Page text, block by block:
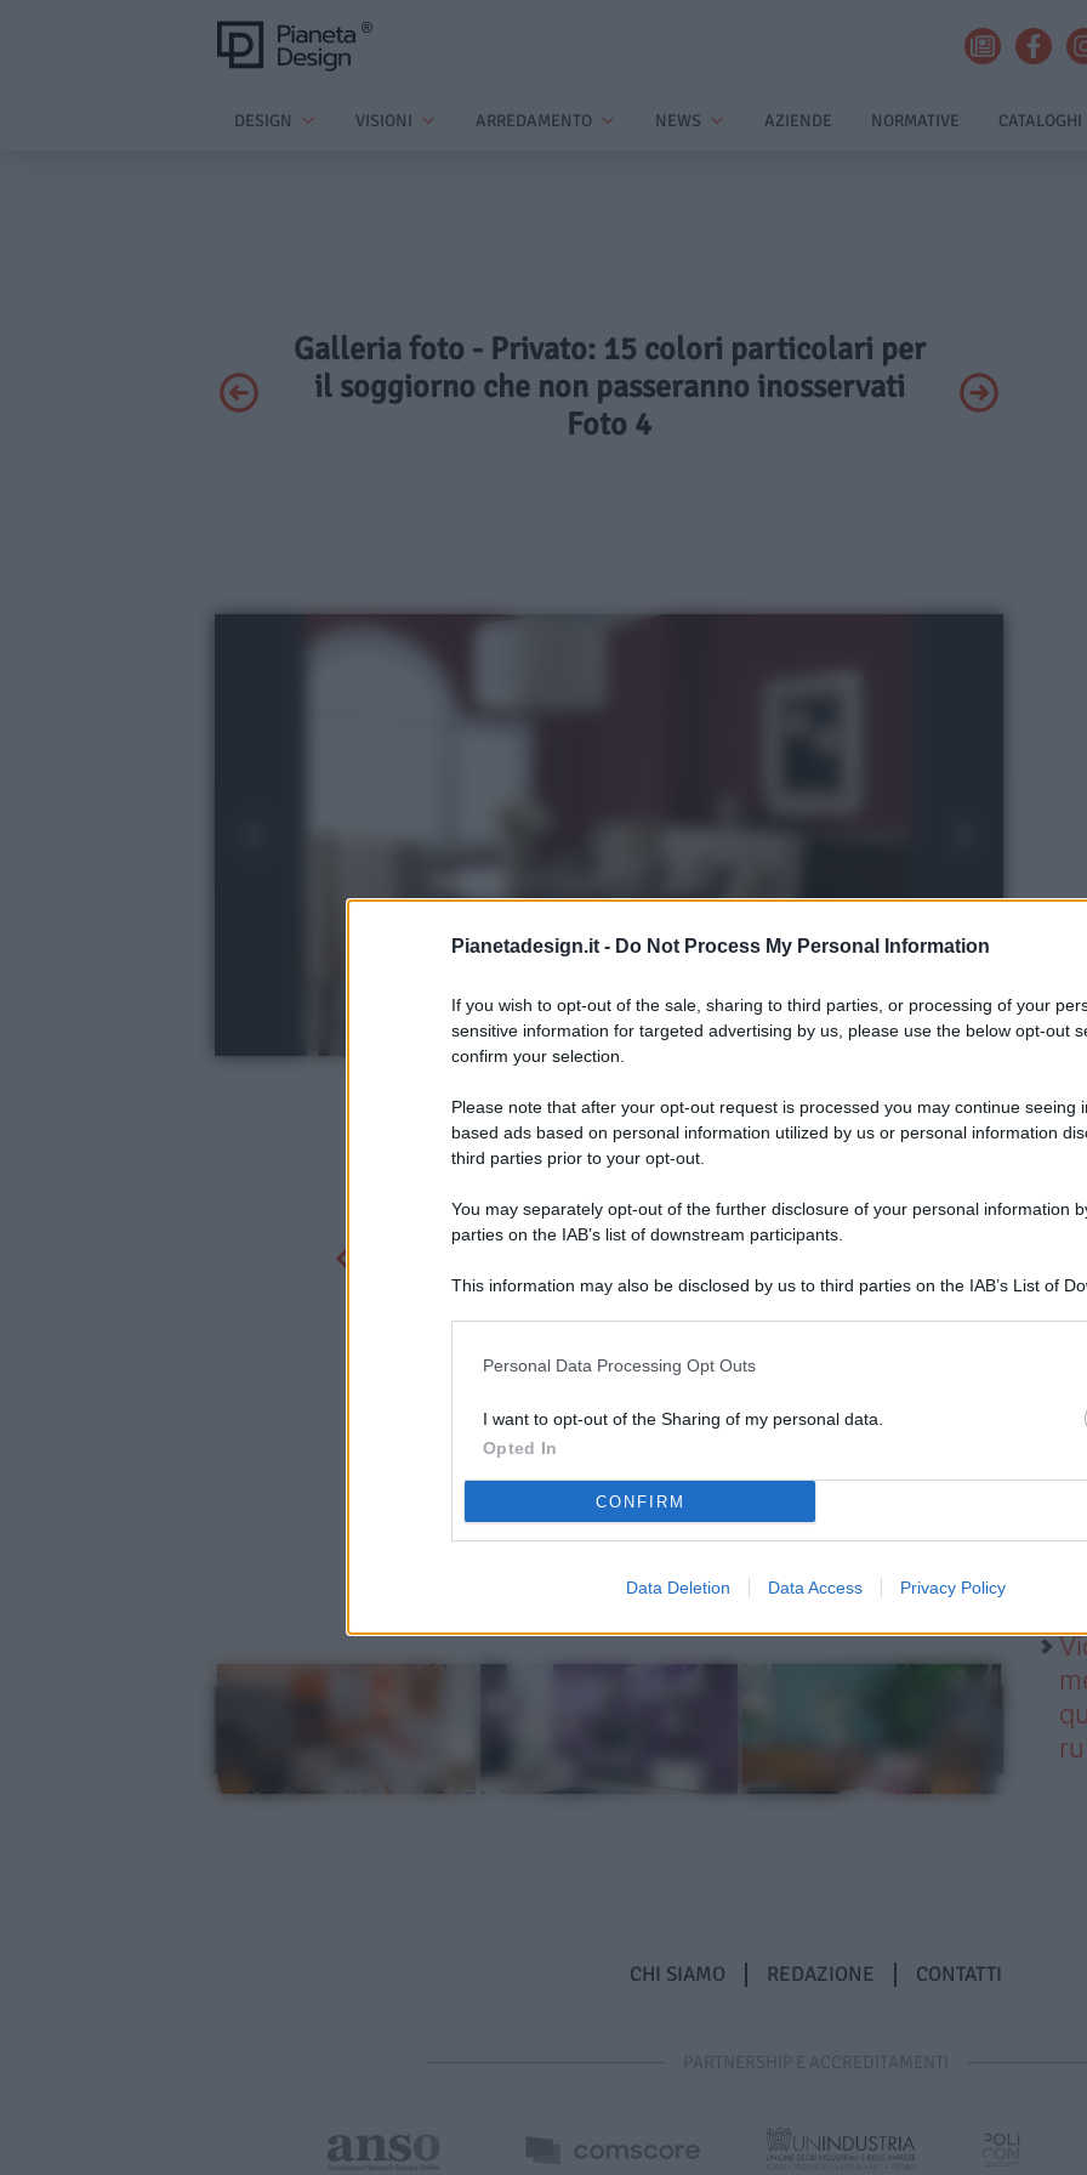
Pianetadesign.it - Do Not Process My Personal Information
If you wish to opt-out of the sale, sharing to third parties, or processing of your
sensitive information for targeted advertising by us, please use the below opt-out
confirm your selection.
Please note that after your opt-out request is processed you may continue seeing
based ads based on personal information utilized by us or personal information
third parties prior to your opt-out.
You may separately opt-out of the further disclosure of your personal information
parties on the IAB’s list of downstream participants.
This information may also be disclosed by us to third parties on the IAB’s List of
Personal Data Processing Opt Outs
I want to opt-out of the Sharing of my personal data.
Opted In
CONFIRM
Data Deletion Data Access Privacy Policy
DESIGN VISIONI ARREDAMENTO NEWS AZIENDE NORMATIVE CATALOGHI
Galleria foto - Privato: 15 colori particolari per
il soggiorno che non passeranno inosservati
Foto 4
CHI SIAMO REDAZIONE CONTATTI
PARTNERSHIP E ACCREDITAMENTI